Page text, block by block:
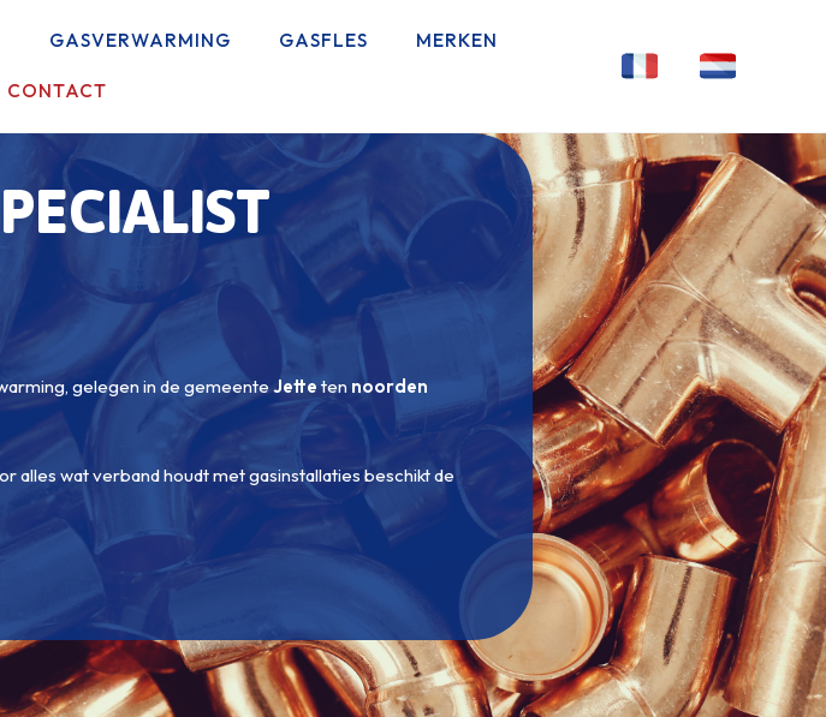
GASVERWARMING GASFLES MERKEN
CONTACT
gelegen in de gemeenteJetteten noorden
alles wat verband houdt met gasinstallaties beschikt de